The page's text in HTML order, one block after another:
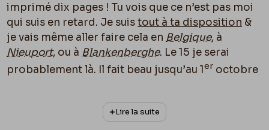
imprimé dix pages ! Tu vois que ce n’est pas moi
qui suis en retard. Je suistout à ta disposition &
je vais même aller faire cela en Belgique, à
Nieuport, ou à Blankenberghe. Le 15 je serai
probablement là. Il fait beau jusqu’au 1er octobre
Lire la suite